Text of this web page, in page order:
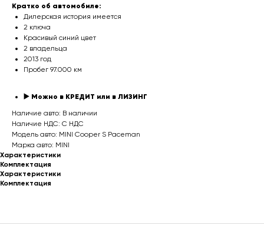
Кратко об автомобиле:
Дилерская история имеется
2 ключа
Красивый синий цвет
2 владельца
2013 год
Пробег 97.000 км
▶️ Можно в КРЕДИТ или в ЛИЗИНГ
Наличие авто: В наличии
Наличие НДС: С НДС
Модель авто: MINI Cooper S Paceman
Марка авто: MINI
Характеристики
Комплектация
Характеристики
Комплектация